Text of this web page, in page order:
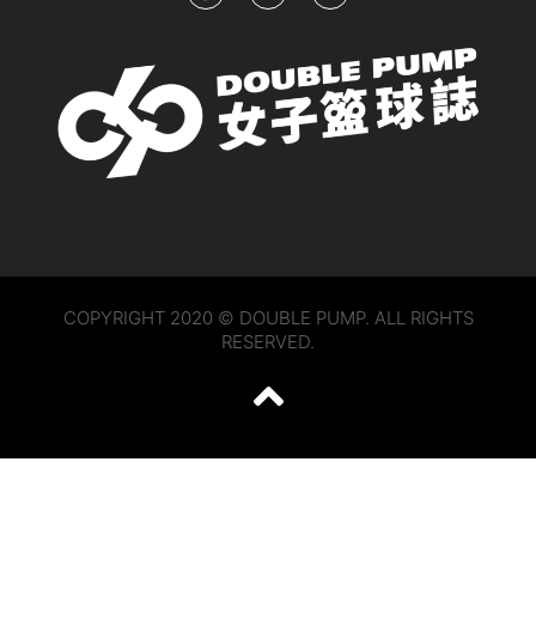
COPYRIGHT 2020 © DOUBLE PUMP. ALL RIGHTS
RESERVED.